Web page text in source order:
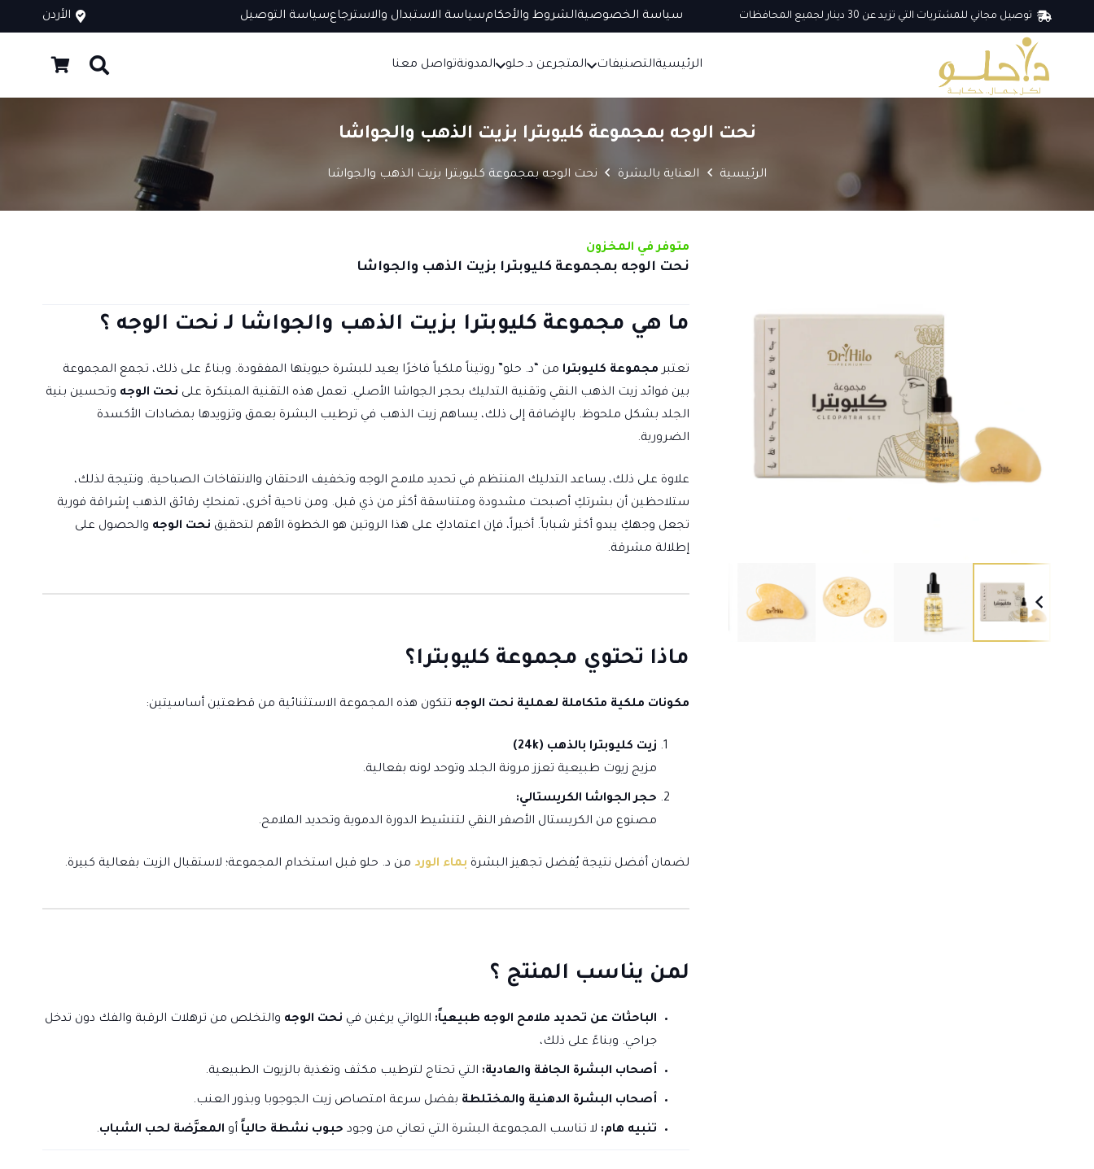
توصيل مجاني للمشتريات التي تزيد عن 30 دينار لجميع المحافظات سياسة الخصوصيةالشروط والأحكامسياسة الاستبدال والاسترجاعسياسة التوصيل الأردن
الرئيسيةالتصنيفات المتجرعن د.حلو المدونةتواصل معنا
نحت الوجه بمجموعة كليوبترا بزيت الذهب والجواشا
الرئيسية العناية بالبشرة نحت الوجه بمجموعة كليوبترا بزيت الذهب والجواشا
متوفر في المخزون
نحت الوجه بمجموعة كليوبترا بزيت الذهب والجواشا
ما هي مجموعة كليوبترا بزيت الذهب والجواشا لـ نحت الوجه ؟
تعتبر مجموعة كليوبترا من “د. حلو” روتيناً ملكياً فاخرًا يعيد للبشرة حيويتها المفقودة. وبناءً على ذلك، تجمع المجموعة
بين فوائد زيت الذهب النقي وتقنية التدليك بحجر الجواشا الأصلي. تعمل هذه التقنية المبتكرة على نحت الوجه وتحسين بنية
الجلد بشكل ملحوظ. بالإضافة إلى ذلك، يساهم زيت الذهب في ترطيب البشرة بعمق وتزويدها بمضادات الأكسدة
الضرورية.
علاوة على ذلك، يساعد التدليك المنتظم في تحديد ملامح الوجه وتخفيف الاحتقان والانتفاخات الصباحية. ونتيجة لذلك،
ستلاحظين أن بشرتكِ أصبحت مشدودة ومتناسقة أكثر من ذي قبل. ومن ناحية أخرى، تمنحكِ رقائق الذهب إشراقة فورية
تجعل وجهكِ يبدو أكثر شباباً. أخيراً، فإن اعتمادكِ على هذا الروتين هو الخطوة الأهم لتحقيق نحت الوجه والحصول على
إطلالة مشرقة.
ماذا تحتوي مجموعة كليوبترا؟
مكونات ملكية متكاملة لعملية نحت الوجه تتكون هذه المجموعة الاستثنائية من قطعتين أساسيتين:
زيت كليوبترا بالذهب (24k)
مزيج زيوت طبيعية تعزز مرونة الجلد وتوحد لونه بفعالية.
حجر الجواشا الكريستالي:
مصنوع من الكريستال الأصفر النقي لتنشيط الدورة الدموية وتحديد الملامح.
لضمان أفضل نتيجة يُفضل تجهيز البشرة بماء الورد من د. حلو قبل استخدام المجموعة؛ لاستقبال الزيت بفعالية كبيرة.
لمن يناسب المنتج ؟
الباحثات عن تحديد ملامح الوجه طبيعياً: اللواتي يرغبن في نحت الوجه والتخلص من ترهلات الرقبة والفك دون تدخل
جراحي. وبناءً على ذلك،
أصحاب البشرة الجافة والعادية: التي تحتاج لترطيب مكثف وتغذية بالزيوت الطبيعية.
أصحاب البشرة الدهنية والمختلطة بفضل سرعة امتصاص زيت الجوجوبا وبذور العنب.
تنبيه هام: لا تناسب المجموعة البشرة التي تعاني من وجود حبوب نشطة حالياً أو المعرَّضة لحب الشباب.